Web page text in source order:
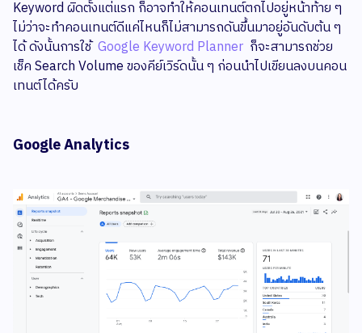
Keyword ผิดตั้งแต่แรก ก็อาจทำให้คอนเทนต์ตกไปอยู่หน้าท้าย ๆ
ไม่ว่าจะทำคอนเทนต์ดีแค่ไหนก็ไม่สามารถดันขึ้นมาอยู่อันดับต้น ๆ
ได้ ดังนั้นการใช้Google Keyword Planner ก็จะสามารถช่วย
เช็ค Search Volume ของคีย์เวิร์ดนั้น ๆ ก่อนนำไปเขียนลงบนคอน
เทนต์ได้ครับ
Google Analytics